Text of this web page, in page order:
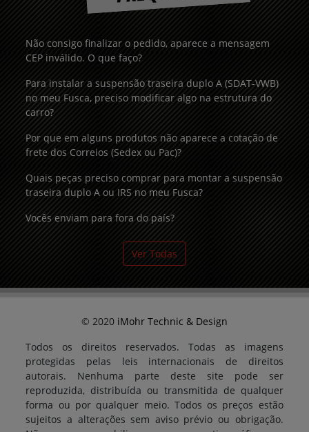
Não consigo finalizar o pedido, aparece a mensagem
CEP inválido. O que faço?
Para instalar a suspensão traseira duplo A (SDAT-VWB)
no meu Fusca, preciso modificar algo na estrutura do
carro?
Por que em alguns produtos não aparece a cotação de
frete dos Correios (Sedex ou Pac)?
Quais peças preciso comprar para montar a suspensão
traseira duplo A ou IRS no meu Fusca?
Vocês enviam para fora do país?
Ver Todas
© 2020 iMohr Technic & Design
Todos os direitos reservados. Todas as imagens
protegidas pelas leis internacionais de direitos
autorais. Nenhuma parte deste site pode ser
reproduzida, distribuída ou transmitida de qualquer
forma ou por qualquer meio. Todos os preços estão
sujeitos a alterações sem aviso prévio ou obrigação.